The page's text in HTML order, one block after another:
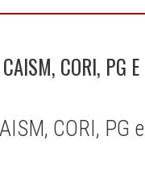
CORI, PG E
CORI, PG e